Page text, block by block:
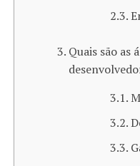
Quais são as